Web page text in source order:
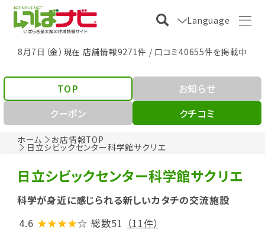
Language
8月7日（金）現在 店舗情報9271件 / 口コミ40655件を掲載中
ホーム お店情報TOP
日立シビックセンター科学館サクリエ
TOP
お知らせ
クーポン
クチコミ
日立シビックセンター科学館サクリエ
科学が身近に感じられる新しいカタチの交流施設
4.6 ★★★★☆ 総数51 （11件）